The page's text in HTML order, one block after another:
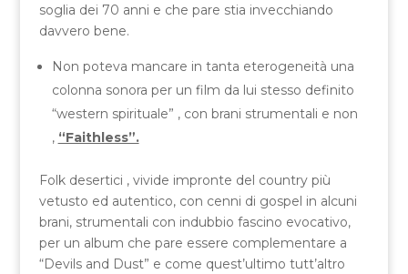
soglia dei 70 anni e che pare stia invecchiando
davvero bene.
Non poteva mancare in tanta eterogeneità una
colonna sonora per un film da lui stesso definito
“western spirituale” , con brani strumentali e non
, “Faithless”.
Folk desertici , vivide impronte del country più
vetusto ed autentico, con cenni di gospel in alcuni
brani, strumentali con indubbio fascino evocativo,
per un album che pare essere complementare a
“Devils and Dust” e come quest’ultimo tutt’altro